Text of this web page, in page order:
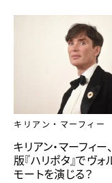
キリアン・マーフィー
キリアン・マーフィー
版『ハリポタ』でヴォ
モートを演じる？